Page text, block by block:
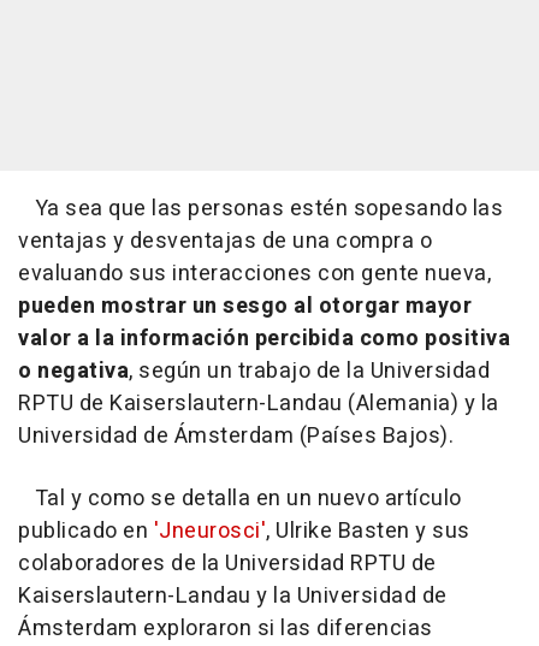
Ya sea que las personas estén sopesando las
ventajas y desventajas de una compra o
evaluando sus interacciones con gente nueva,
pueden mostrar un sesgo al otorgar mayor
valor a la información percibida como positiva
o negativa, según un trabajo de la Universidad
RPTU de Kaiserslautern-Landau (Alemania) y la
Universidad de Ámsterdam (Países Bajos).
Tal y como se detalla en un nuevo artículo
publicado en 'Jneurosci', Ulrike Basten y sus
colaboradores de la Universidad RPTU de
Kaiserslautern-Landau y la Universidad de
Ámsterdam exploraron si las diferencias